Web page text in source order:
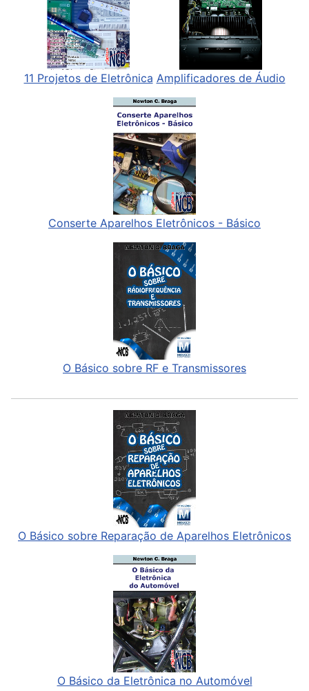
11 Projetos de Eletrônica Amplificadores de Áudio
Conserte Aparelhos Eletrônicos - Básico
O Básico sobre RF e Transmissores
O Básico sobre Reparação de Aparelhos Eletrônicos
O Básico da Eletrônica no Automóvel